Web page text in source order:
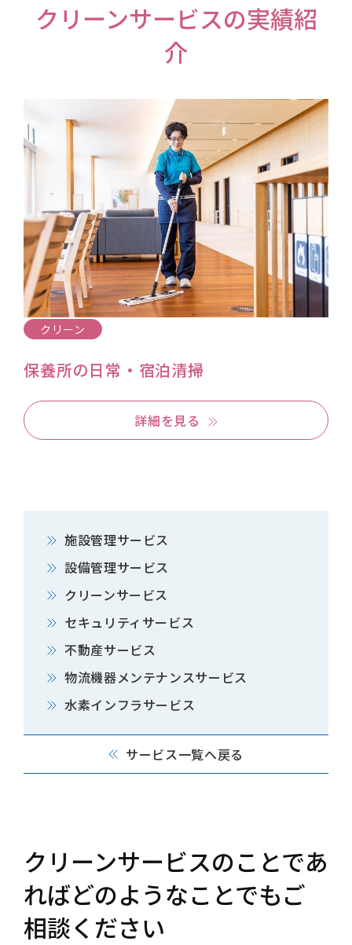
クリーンサービスの実績紹
介
クリーン
保養所の日常・宿泊清掃
詳細を見る
施設管理サービス
設備管理サービス
クリーンサービス
セキュリティサービス
不動産サービス
物流機器メンテナンスサービス
水素インフラサービス
サービス一覧へ戻る
クリーンサービスのことであ
ればどのようなことでもご
相談ください